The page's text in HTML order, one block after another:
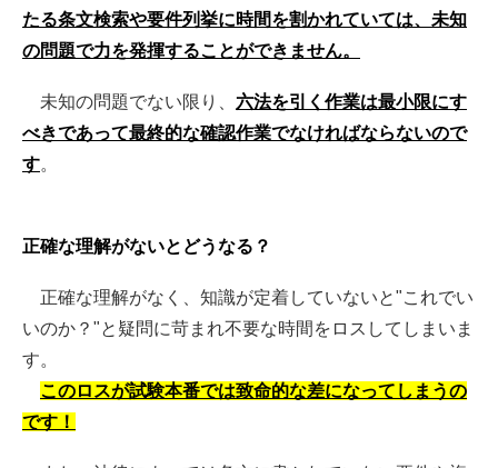
たる条文検索や要件列挙に時間を割かれていては、未知
の問題で力を発揮することができません。
未知の問題でない限り、 六法を引く作業は最小限にす
べきであって最終的な確認作業でなければならないので
す。
正確な理解がないとどうなる？
正確な理解がなく、知識が定着していないと"これでい
いのか？"と疑問に苛まれ不要な時間をロスしてしまいま
す。
このロスが試験本番では致命的な差になってしまうの
です！